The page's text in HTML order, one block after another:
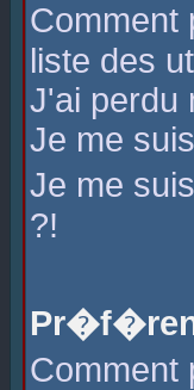
Comment
liste des
J'ai perdu
Je me
Je me
?!